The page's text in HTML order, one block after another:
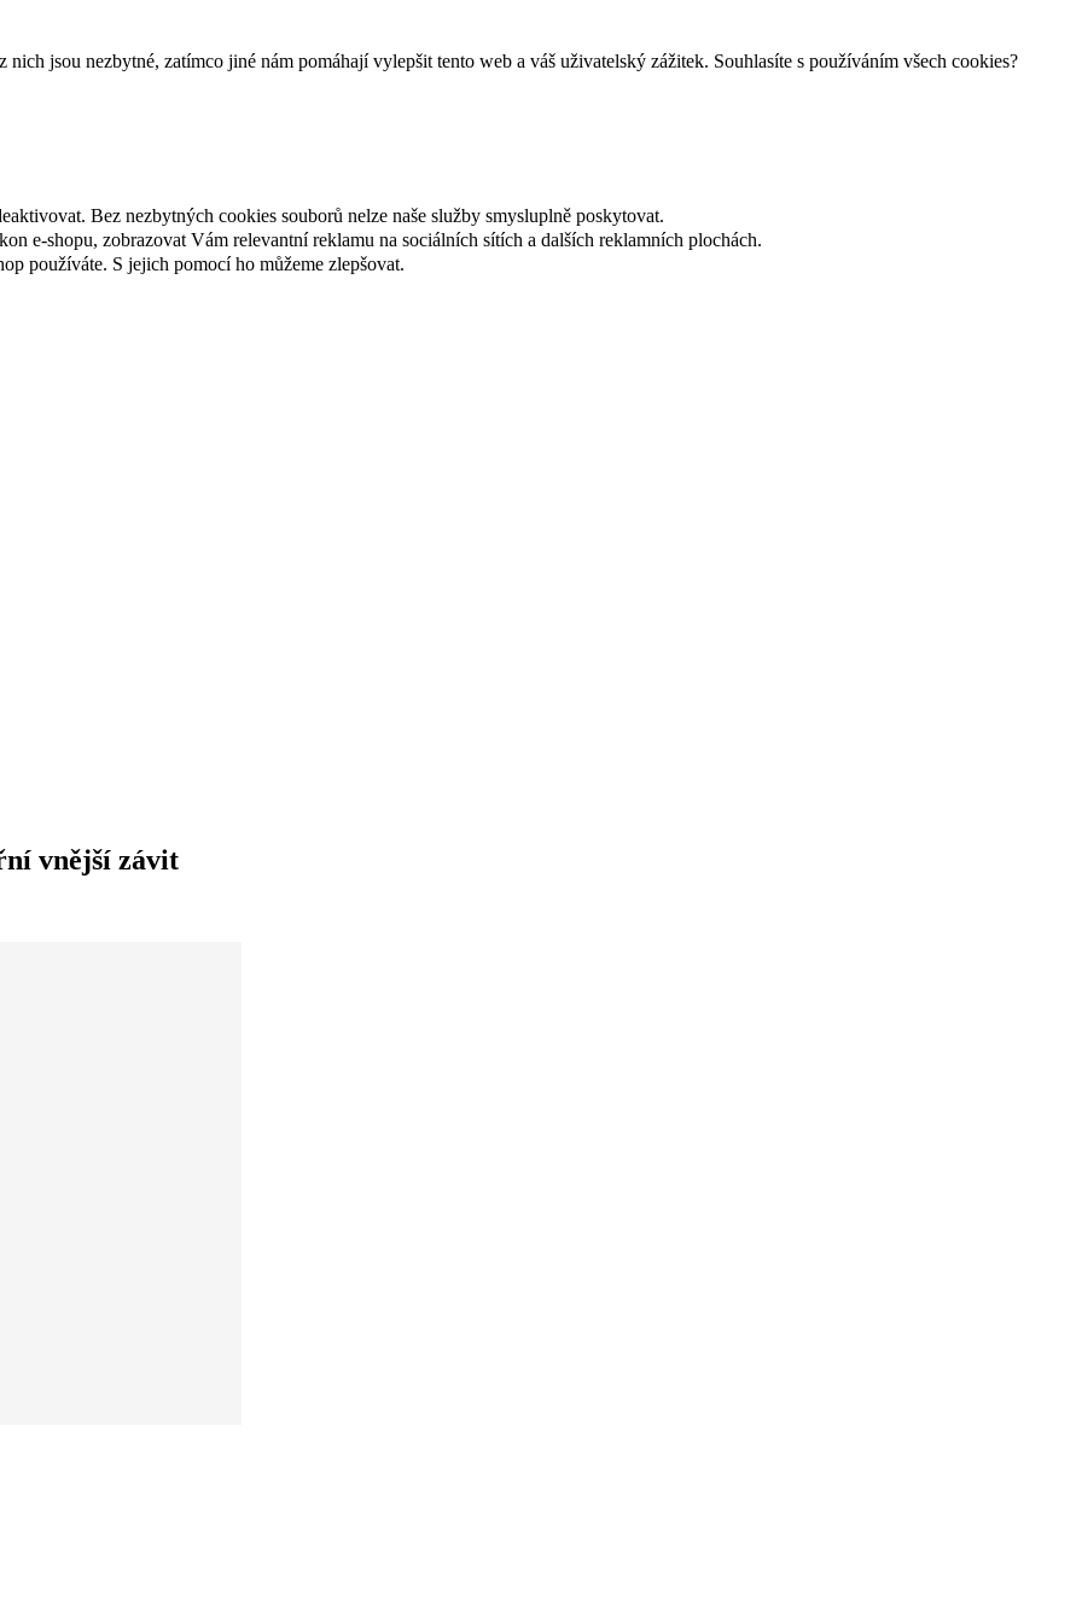
jsou nezbytné, zatímco jiné nám pomáhají vylepšit tento web a váš uživatelský zážitek. Souhlasíte s používáním všech cookies?
Bez nezbytných cookies souborů nelze naše služby smysluplně poskytovat.
e-shopu, zobrazovat Vám relevantní reklamu na sociálních sítích a dalších reklamních plochách.
používáte. S jejich pomocí ho můžeme zlepšovat.
vnější závit